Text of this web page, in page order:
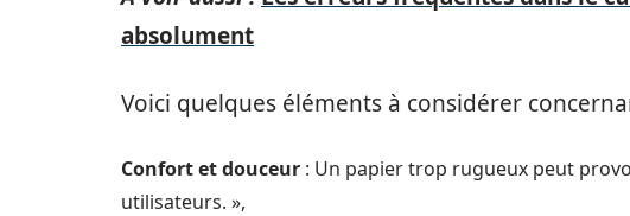
absolument
Voici quelques éléments à considérer
Confort et douceur : Un papier trop rugueux peut
utilisateurs. »,